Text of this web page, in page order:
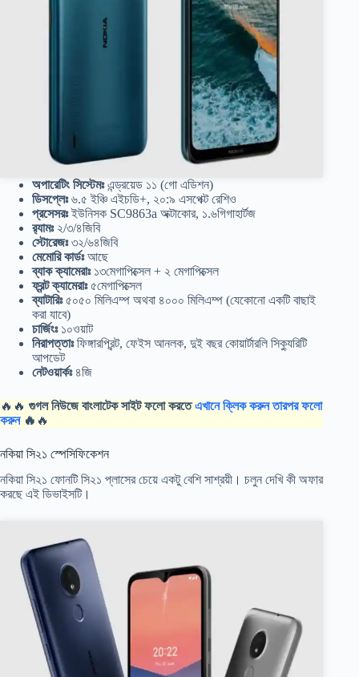
অপারেটিং সিস্টেমঃএন্ড্রয়েড ১১ (গো এডিশন)
ডিসপ্লেঃ৬.৫ ইঞ্চি এইচডি+, ২০:৯ এসপেক্ট রেশিও
প্রসেসরঃইউনিসক SC9863a অক্টাকোর, ১.৬গিগাহার্টজ
র‍্যামঃ২/৩/৪জিবি
স্টোরেজঃ৩২/৬৪জিবি
মেমোরি কার্ডঃআছে
ব্যাক ক্যামেরাঃ১৩মেগাপিক্সেল + ২ মেগাপিক্সেল
ফ্রন্ট ক্যামেরাঃ৫মেগাপিক্সেল
ব্যাটারিঃ৫০৫০ মিলিএম্প অথবা ৪০০০ মিলিএম্প (যেকোনো একটি বাছাই
করা যাবে)
চার্জিংঃ১০ওয়াট
নিরাপত্তাঃফিঙ্গারপ্রিন্ট, ফেইস আনলক, দুই বছর কোয়ার্টারলি সিক্যুরিটি
আপডেট
নেটওয়ার্কঃ৪জি
🔥🔥 গুগল নিউজে বাংলাটেক সাইট ফলো করতেএখানে ক্লিক করুন তারপর ফলো
করুন🔥 🔥
নকিয়া সি২১ স্পেসিফিকেশন
নকিয়া সি২১ ফোনটি সি২১ প্লাসের চেয়ে একটু বেশি সাশ্রয়ী। চলুন দেখি কী অফার
করছে এই ডিভাইসটি।